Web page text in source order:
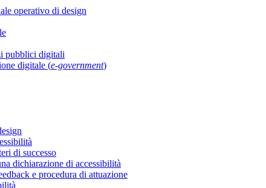
operativo di design
pubblici digitali
digitale (e-government)
di successo
dichiarazione di accessibilità
e procedura di attuazione